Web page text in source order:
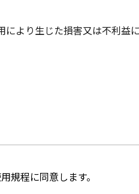
より生じた損害又は不利益
規程に同意します。